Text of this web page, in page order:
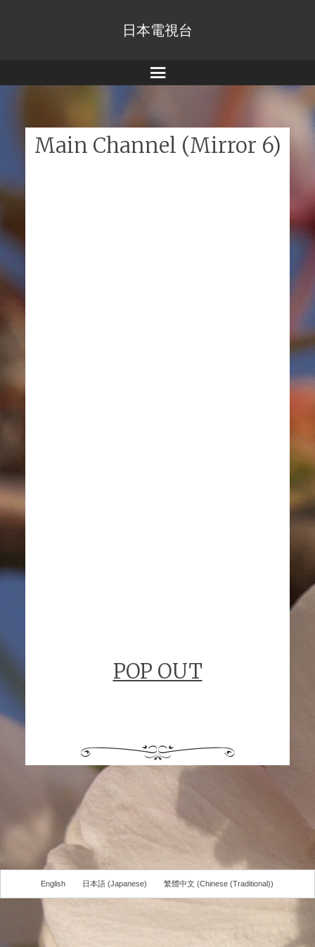
日本電視台
Menu
Main Channel (Mirror 6)
POP OUT
English 日本語 (Japanese) 繁體中文 (Chinese (Traditional))